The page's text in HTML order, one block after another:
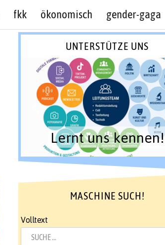
fkk ökonomisch gender-gaga
UNTERSTÜTZE UNS
Lernt uns kennen!
MASCHINE SUCH!
Volltext